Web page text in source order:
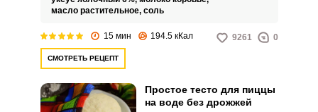
масло растительное, соль
15 мин 194.5 кКал 9261 0
СМОТРЕТЬ РЕЦЕПТ
Простое тесто для пиццы
на воде без дрожжей